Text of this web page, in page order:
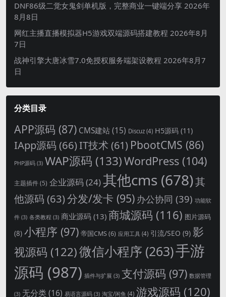
DNF86级二觉女鬼剑单机版，完整商业一键端分享 2026年
8月8日
网红主播直播模拟器H5游戏双端源码搭建教程 2026年8月
7日
战神引擎大唐冰雪7.0免授权服务端架设教程 2026年8月7
日
分类目录
APP源码 (87) CMS建站 (15) Discuz (4) H5源码 (11)
IApp源码 (66)IT技术 (61) PbootCMS (86)
PHP源码 (3) WAP源码 (133)WordPress (104)
主题插件(5) 企业源码 (24)其他cms (678)其
他源码 (63)分发/发卡 (95) 办公协同 (39) 功能软
件 (3) 各类教程 (3) 商业源码 (13) 商城源码 (116) 图片源码
(8) 小程序 (97) 帝国CMS(6) 应用工具 (4) 引流/SEO (9) 影
视源码 (122)微信小程序 (263)手游
源码 (987) 插件与扩展 (3) 支付源码 (97) 数据管理
(3) 无分类(16) 易语言源码 (3) 淘宝/闲鱼 (4) 游戏源码 (120)